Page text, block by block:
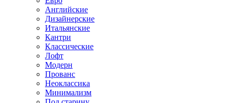
Английские
Дизайнерские
Итальянские
Кантри
Классические
Лофт
Модерн
Прованс
Неоклассика
Минимализм